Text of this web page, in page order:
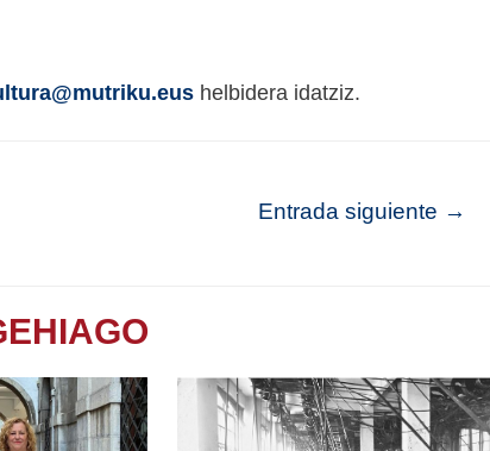
helbidera idatziz.
Entrada siguiente →